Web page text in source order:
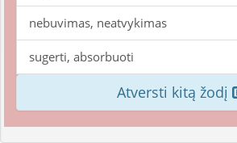
nebuvimas, neatvykimas
sugerti, absorbuoti
Atversti kitą žodį